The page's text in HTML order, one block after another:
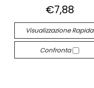
€7,88
Visualizzazione Rapida
Confronta